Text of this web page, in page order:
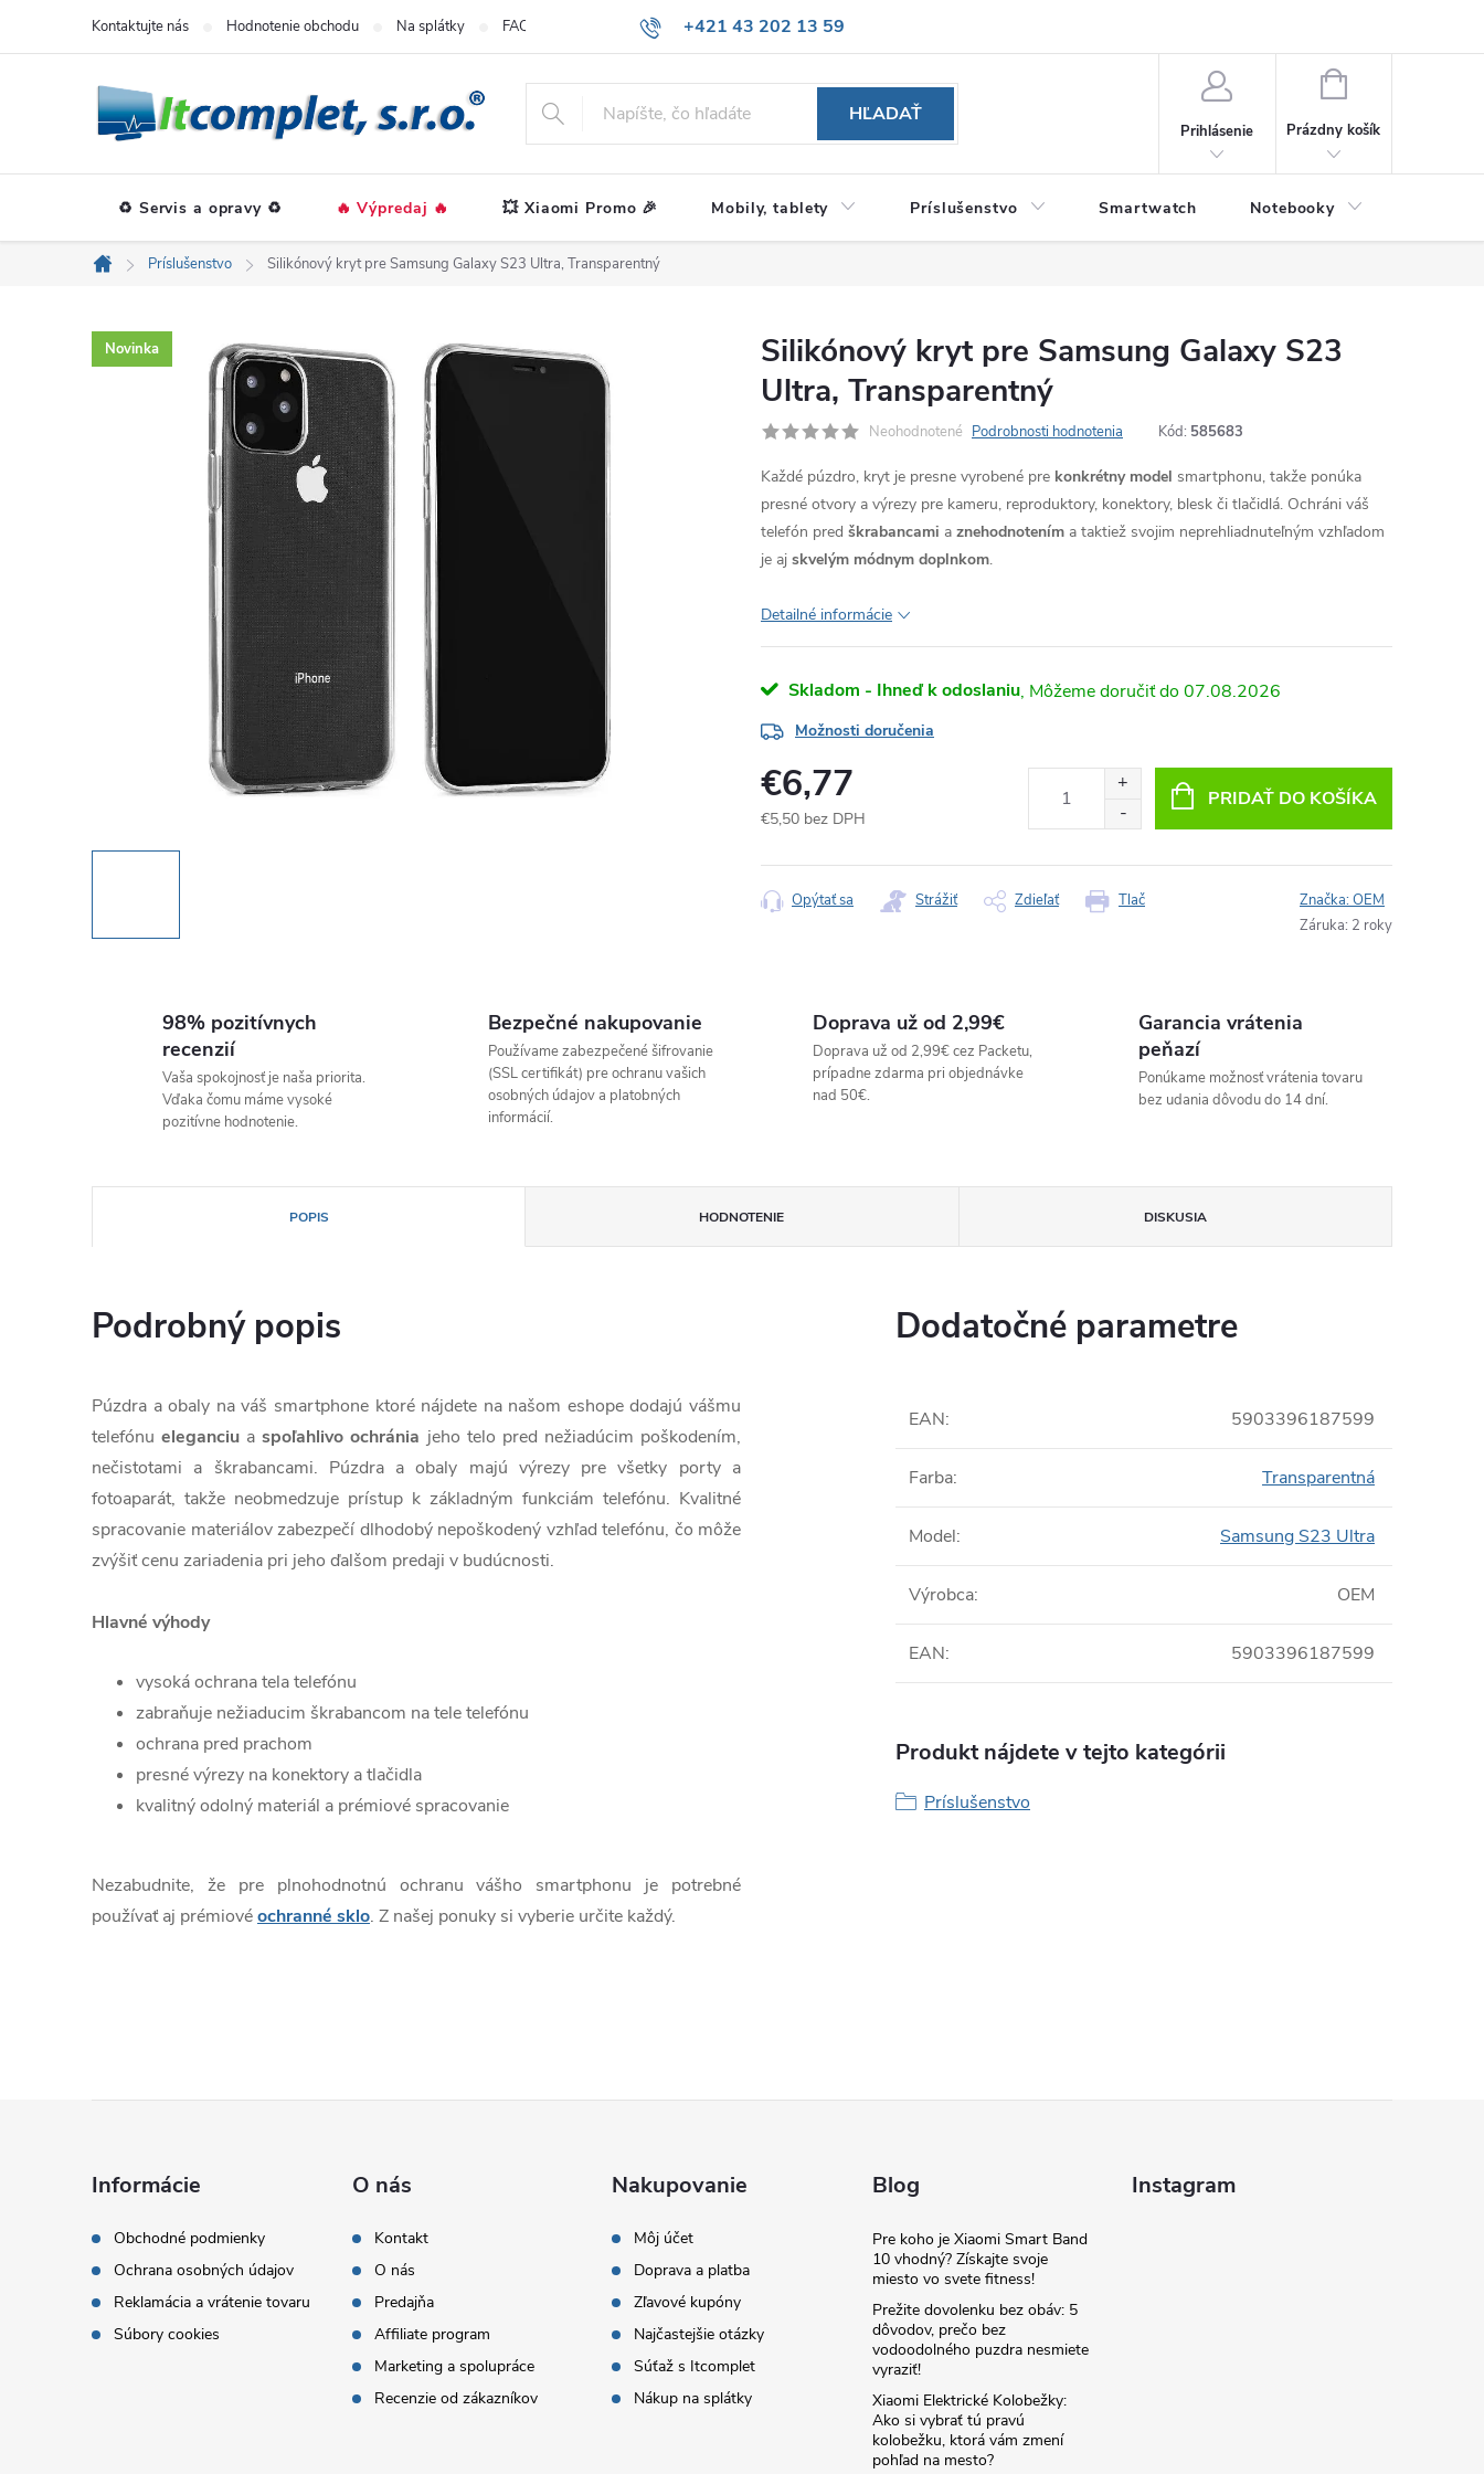
+421 43 202 13 59
Kontaktujte nás Hodnotenie obchodu Na splátky FAQ
HĽADAŤ
Prihlásenie
NÁKUPNÝ
Prázdny košík
♻️ Servis a opravy ♻️ 🔥 Výpredaj 🔥 💥 Xiaomi Promo 🎉 Mobily, tablety Príslušenstvo Smartwatch Notebooky
Domov
Príslušenstvo Silikónový kryt pre Samsung Galaxy S23 Ultra, Transparentný
Novinka
Silikónový kryt pre Samsung Galaxy S23
Ultra, Transparentný
Neohodnotené Podrobnosti hodnotenia Kód: 585683
Každé púzdro, kryt je presne vyrobené pre konkrétny model smartphonu, takže ponúka
presné otvory a výrezy pre kameru, reproduktory, konektory, blesk či tlačidlá. Ochráni váš
telefón pred škrabancami a znehodnotením a taktiež svojim neprehliadnuteľným vzhľadom
je aj skvelým módnym doplnkom.
Detailné informácie
Skladom - Ihneď k odoslaniu 07.08.2026
Možnosti doručenia
€6,77
€5,50 bez DPH
cena:
PRIDAŤ DO KOŠÍKA
Tlač
Opýtať sa Strážiť Zdieľať Značka:OEM
Záruka: 2 roky
98% pozitívnych
recenzií
Vaša spokojnosť je naša priorita.
Vďaka čomu máme vysoké
pozitívne hodnotenie.
Bezpečné nakupovanie
Používame zabezpečené šifrovanie
(SSL certifikát) pre ochranu vašich
osobných údajov a platobných
informácií.
Doprava už od 2,99€
Doprava už od 2,99€ cez Packetu,
prípadne zdarma pri objednávke
nad 50€.
Garancia vrátenia
peňazí
Ponúkame možnosť vrátenia tovaru
bez udania dôvodu do 14 dní.
POPIS HODNOTENIE DISKUSIA
Podrobný popis
Púzdra a obaly na váš smartphone ktoré nájdete na našom eshope dodajú vášmu
telefónueleganciu aspoľahlivo ochránia jeho telo pred nežiadúcim poškodením,
nečistotami a škrabancami. Púzdra a obaly majú výrezy pre všetky porty a
fotoaparát, takže neobmedzuje prístup k základným funkciám telefónu. Kvalitné
spracovanie materiálov zabezpečí dlhodobý nepoškodený vzhľad telefónu, čo môže
zvýšiť cenu zariadenia pri jeho ďalšom predaji v budúcnosti.
Hlavné výhody
vysoká ochrana tela telefónu
zabraňuje nežiaducim škrabancom na tele telefónu
ochrana pred prachom
presné výrezy na konektory a tlačidla
kvalitný odolný materiál a prémiové spracovanie
Nezabudnite, že pre plnohodnotnú ochranu vášho smartphonu je potrebné
používať aj prémiovéochranné sklo. Z našej ponuky si vyberie určite každý.
Dodatočné parametre
EAN: 5903396187599
Farba: Transparentná
Model: Samsung S23 Ultra
Výrobca: OEM
EAN: 5903396187599
Produkt nájdete v tejto kategórii
Príslušenstvo
Informácie
Obchodné podmienky
Ochrana osobných údajov
Reklamácia a vrátenie tovaru
Súbory cookies
O nás
Kontakt
O nás
Predajňa
Affiliate program
Marketing a spolupráce
Recenzie od zákazníkov
Nakupovanie
Môj účet
Doprava a platba
Zľavové kupóny
Najčastejšie otázky
Súťaž s Itcomplet
Nákup na splátky
Blog
Pre koho je Xiaomi Smart Band
10 vhodný? Získajte svoje
miesto vo svete fitness!
Prežite dovolenku bez obáv: 5
dôvodov, prečo bez
vodoodolného puzdra nesmiete
vyraziť!
Xiaomi Elektrické Kolobežky:
Ako si vybrať tú pravú
kolobežku, ktorá vám zmení
pohľad na mesto?
Instagram